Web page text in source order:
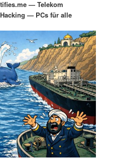
— Telekom
— PCs für alle